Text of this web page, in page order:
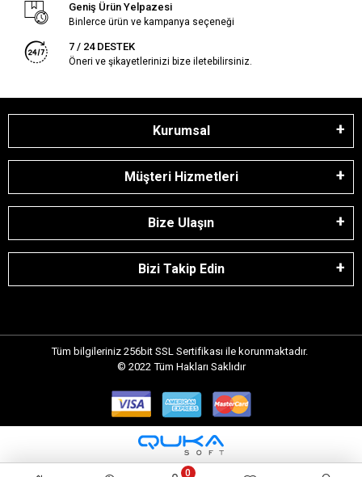
Geniş Ürün Yelpazesi
Binlerce ürün ve kampanya seçeneği
7 / 24 DESTEK
Öneri ve şikayetlerinizi bize iletebilirsiniz.
Kurumsal
Müşteri Hizmetleri
Bize Ulaşın
Bizi Takip Edin
Tüm bilgileriniz 256bit SSL Sertifikası ile korunmaktadır.
© 2022 Tüm Hakları Saklıdır
0